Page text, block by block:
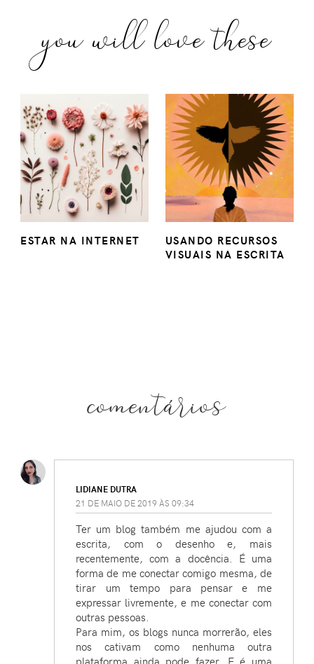
you will love these
ESTAR NA INTERNET
USANDO RECURSOS
VISUAIS NA ESCRITA
comentários
LIDIANE DUTRA
21 DE MAIO DE 2019 ÀS 09:34
Ter um blog também me ajudou com a
escrita, com o desenho e, mais
recentemente, com a docência. É uma
forma de me conectar comigo mesma, de
tirar um tempo para pensar e me
expressar livremente, e me conectar com
outras pessoas.
Para mim, os blogs nunca morrerão, eles
nos cativam como nenhuma outra